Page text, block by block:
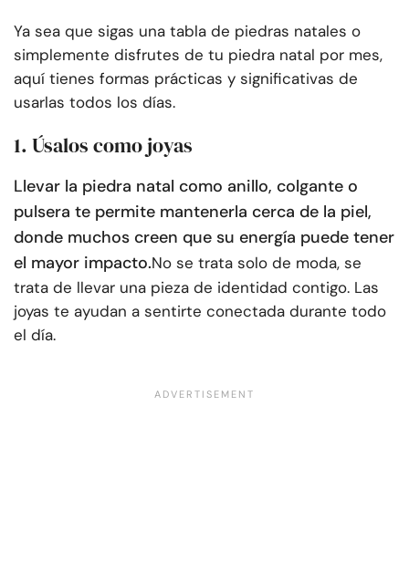
Ya sea que sigas una tabla de piedras natales o
simplemente disfrutes de tu piedra natal por mes,
aquí tienes formas prácticas y significativas de
usarlas todos los días.
1. Úsalos como joyas
Llevar la piedra natal como anillo, colgante o
pulsera te permite mantenerla cerca de la piel,
donde muchos creen que su energía puede tener
el mayor impacto.No se trata solo de moda, se
trata de llevar una pieza de identidad contigo. Las
joyas te ayudan a sentirte conectada durante todo
el día.